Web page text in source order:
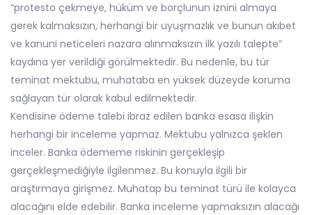
“protesto çekmeye, hüküm ve borçlunun iznini almaya
gerek kalmaksızın, herhangi bir uyuşmazlık ve bunun akıbet
ve kanuni neticeleri nazara alınmaksızın ilk yazılı talepte”
kaydına yer verildiği görülmektedir. Bu nedenle, bu tür
teminat mektubu, muhataba en yüksek düzeyde koruma
sağlayan tür olarak kabul edilmektedir.
Kendisine ödeme talebi ibraz edilen banka esasa ilişkin
herhangi bir inceleme yapmaz. Mektubu yalnızca şeklen
inceler. Banka ödememe riskinin gerçekleşip
gerçekleşmediğiyle ilgilenmez. Bu konuyla ilgili bir
araştırmaya girişmez. Muhatap bu teminat türü ile kolayca
alacağını elde edebilir. Banka inceleme yapmaksızın alacağı